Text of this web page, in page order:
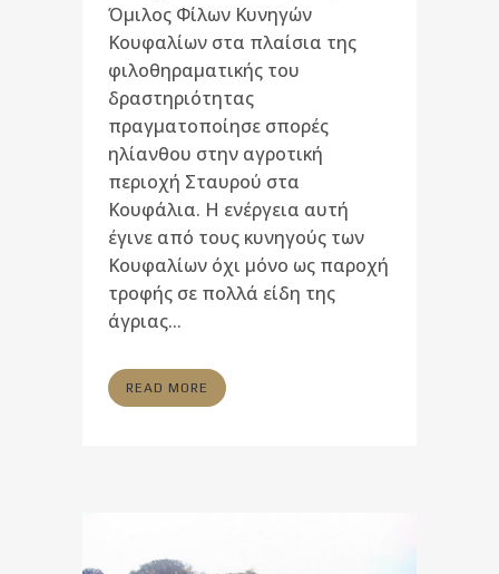
Όμιλος Φίλων Κυνηγών
Κουφαλίων στα πλαίσια της
φιλοθηραματικής του
δραστηριότητας
πραγματοποίησε σπορές
ηλίανθου στην αγροτική
περιοχή Σταυρού στα
Κουφάλια. Η ενέργεια αυτή
έγινε από τους κυνηγούς των
Κουφαλίων όχι μόνο ως παροχή
τροφής σε πολλά είδη της
άγριας...
READ MORE